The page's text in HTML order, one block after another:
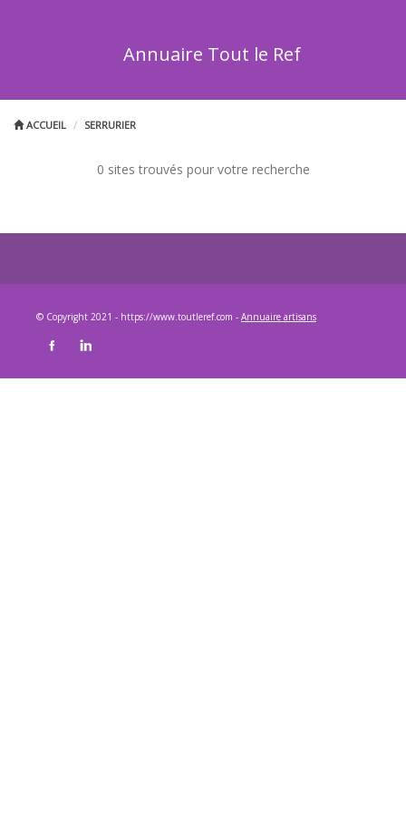
Annuaire Tout le Ref
ACCUEIL SERRURIER
0 sites trouvés pour votre recherche
© Copyright 2021 - https://www.toutleref.com - Annuaire artisans